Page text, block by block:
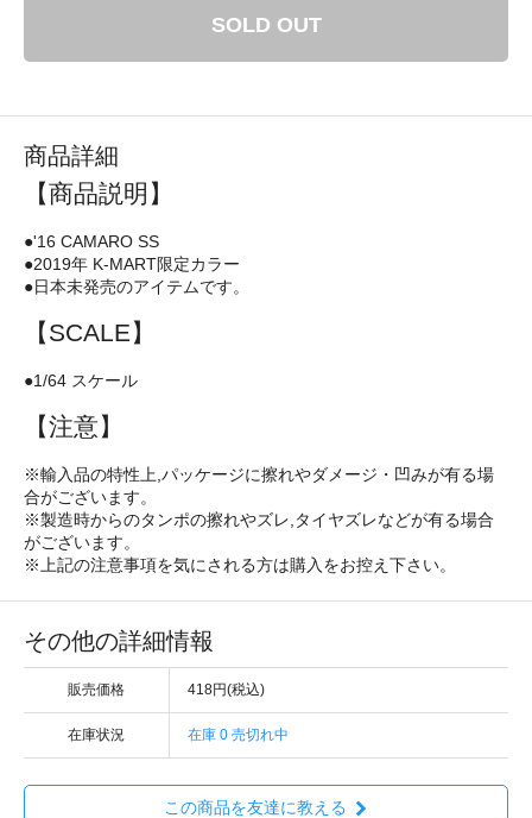
SOLD OUT
商品詳細
【商品説明】
●'16 CAMARO SS
●2019年 K-MART限定カラー
●日本未発売のアイテムです。
【SCALE】
●1/64 スケール
【注意】
※輸入品の特性上,パッケージに擦れやダメージ・凹みが有る場
合がございます。
※製造時からのタンポの擦れやズレ,タイヤズレなどが有る場合
がございます。
※上記の注意事項を気にされる方は購入をお控え下さい。
その他の詳細情報
販売価格 418円(税込)
在庫状況 在庫 0 売切れ中
この商品を友達に教える